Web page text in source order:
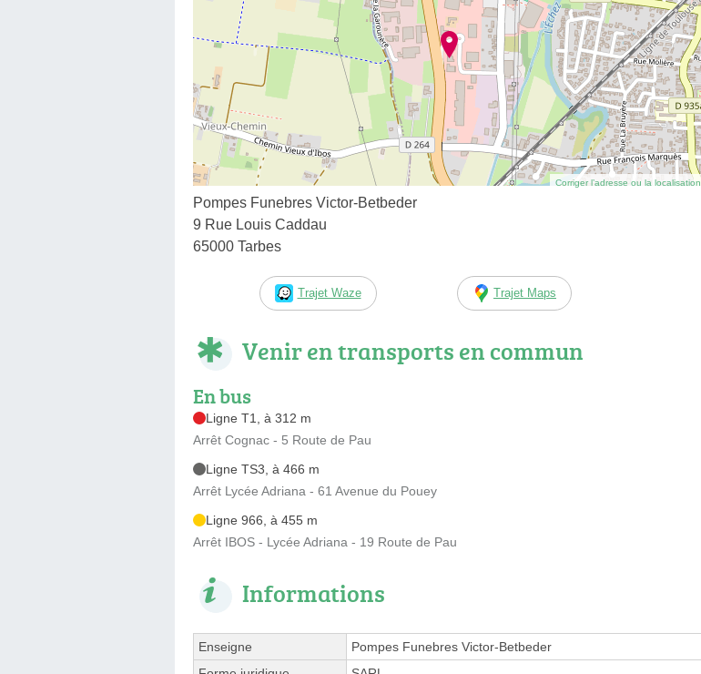
Corriger l’adresse ou la localisation
Pompes Funebres Victor-Betbeder
9 Rue Louis Caddau
65000 Tarbes
Trajet Waze Trajet Maps
Venir en transports en commun
En bus
Ligne T1, à 312 m
Arrêt Cognac - 5 Route de Pau
Ligne TS3, à 466 m
Arrêt Lycée Adriana - 61 Avenue du Pouey
Ligne 966, à 455 m
Arrêt IBOS - Lycée Adriana - 19 Route de Pau
Informations
Enseigne
Pompes Funebres Victor-Betbeder